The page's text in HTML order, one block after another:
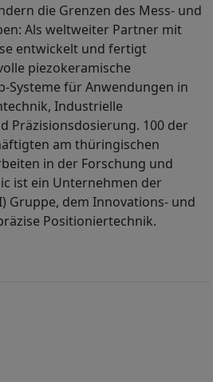
die Grenzen des Mess- und
Als weltweiter Partner mit
entwickelt und fertigt
piezokeramische
Systeme für Anwendungen in
Industrielle
Präzisionsdosierung. 100 der
am thüringischen
in der Forschung und
ist ein Unternehmen der
Gruppe, dem Innovations- und
Positioniertechnik.